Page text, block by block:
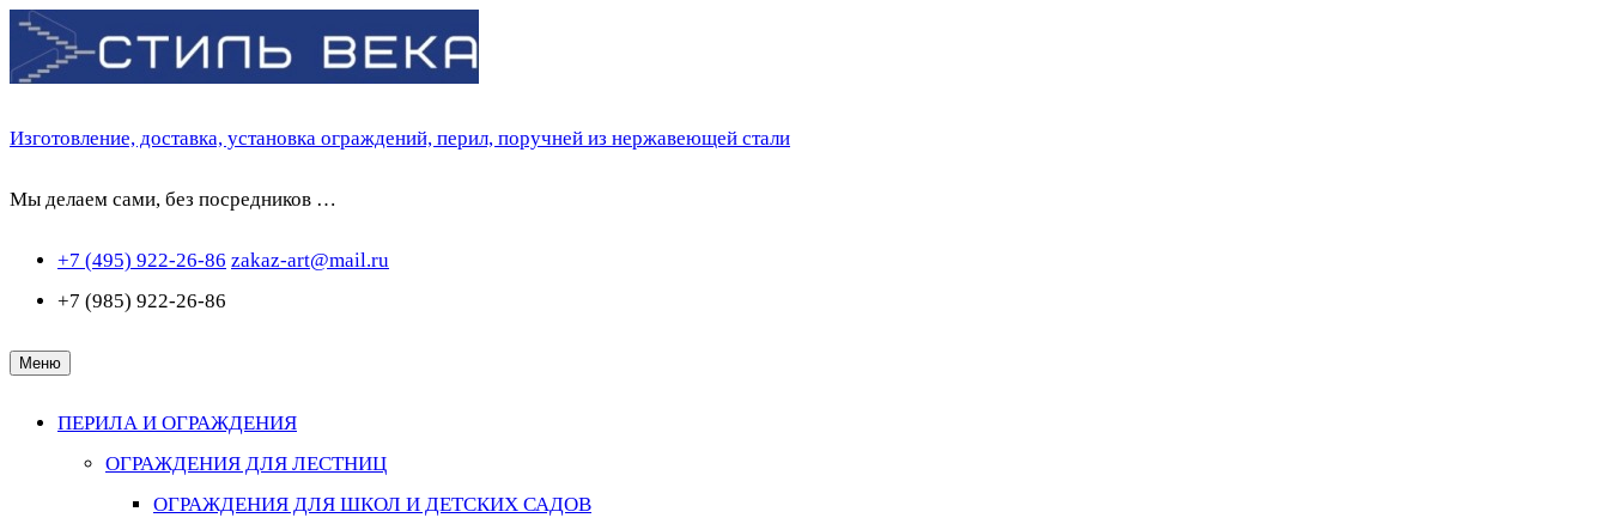
Перейти
к
Изготовление, доставка, установка ограждений, перил, поручней из нержавеющей стали
Мы делаем сами, без посредников …
+7 (495) 922-26-86 zakaz-art@mail.ru
+7 (985) 922-26-86
Меню
ПЕРИЛА И ОГРАЖДЕНИЯ
ОГРАЖДЕНИЯ ДЛЯ ЛЕСТНИЦ
ОГРАЖДЕНИЯ ДЛЯ ШКОЛ И ДЕТСКИХ САДОВ